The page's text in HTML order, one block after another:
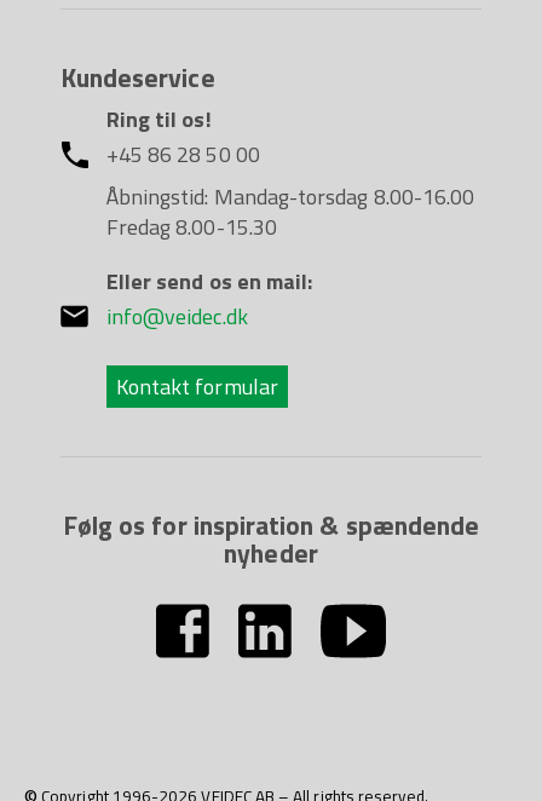
Kundeservice
Ring til os!
+45 86 28 50 00
Åbningstid: Mandag-torsdag 8.00-16.00
Fredag 8.00-15.30
Eller send os en mail:
info@veidec.dk
Kontakt formular
Følg os for inspiration & spændende
nyheder